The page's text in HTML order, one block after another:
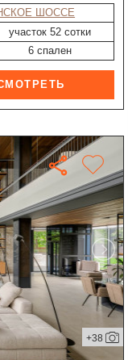
ШОССЕ
участок 52 сотки
6 спален
+38